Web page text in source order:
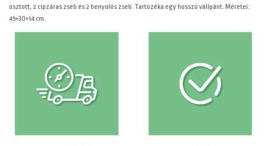
osztott, 2 cipzáras zseb és 2 benyúlós zseb. Tartozéka egy hosszú vállpánt. Méretei:
45×30×14 cm.